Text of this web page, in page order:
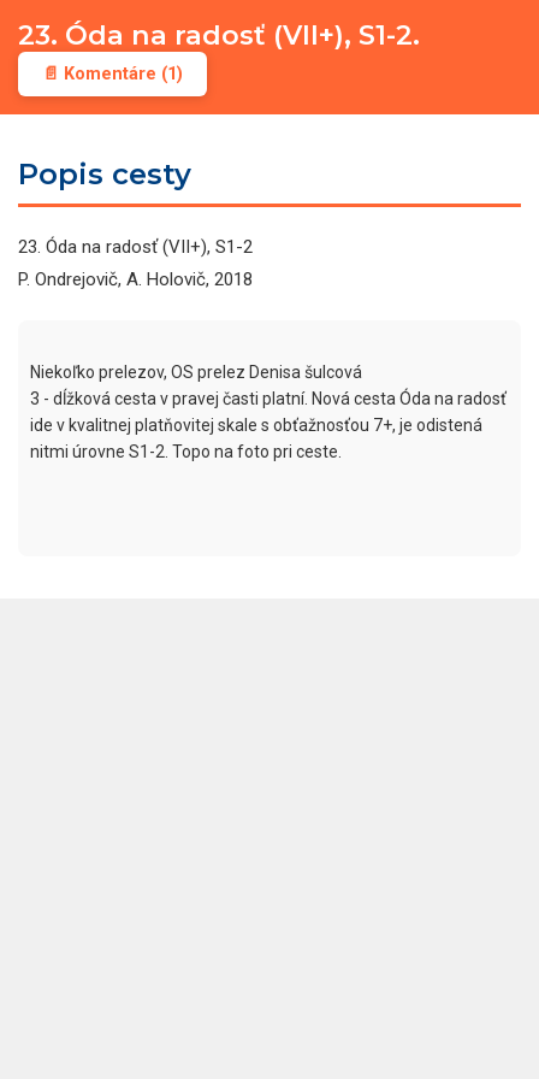
23. Óda na radosť (VII+), S1-2.
📄 Komentáre (1)
Popis cesty
23. Óda na radosť (VII+), S1-2
P. Ondrejovič, A. Holovič, 2018
Niekoľko prelezov, OS prelez Denisa šulcová
3 - dĺžková cesta v pravej časti platní. Nová cesta Óda na radosť
ide v kvalitnej platňovitej skale s obťažnosťou 7+, je odistená
nitmi úrovne S1-2. Topo na foto pri ceste.